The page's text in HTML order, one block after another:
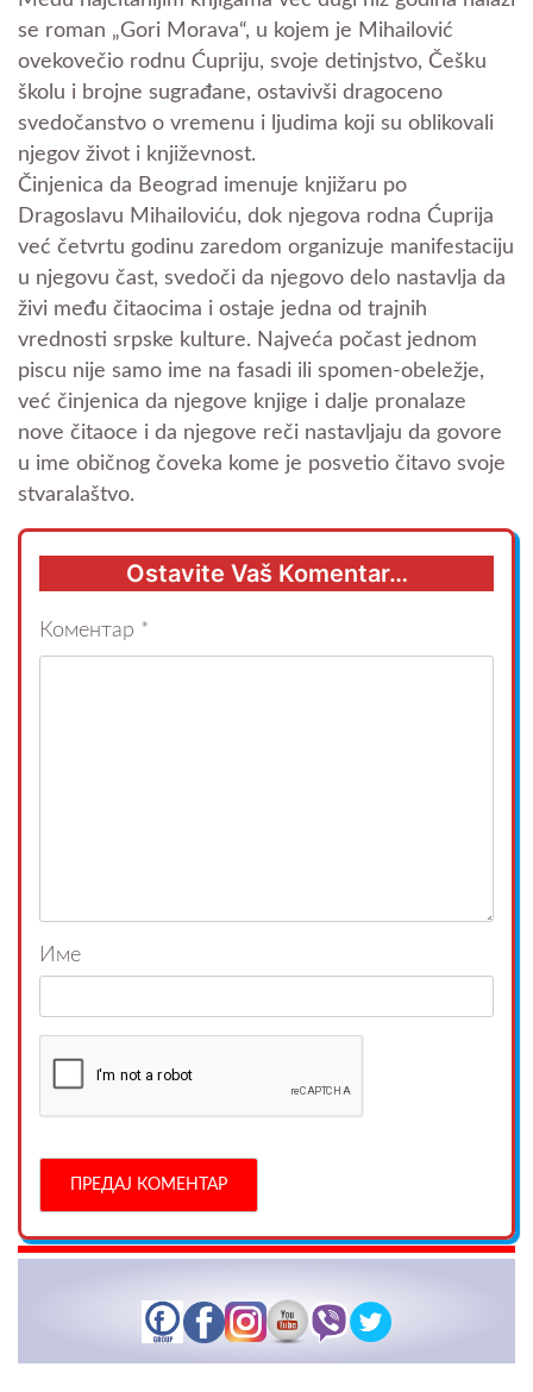
se roman „Gori Morava“, u kojem je Mihailović
ovekovečio rodnu Ćupriju, svoje detinjstvo, Češku
školu i brojne sugrađane, ostavivši dragoceno
svedočanstvo o vremenu i ljudima koji su oblikovali
njegov život i književnost.
Činjenica da Beograd imenuje knjižaru po
Dragoslavu Mihailoviću, dok njegova rodna Ćuprija
već četvrtu godinu zaredom organizuje manifestaciju
u njegovu čast, svedoči da njegovo delo nastavlja da
živi među čitaocima i ostaje jedna od trajnih
vrednosti srpske kulture. Najveća počast jednom
piscu nije samo ime na fasadi ili spomen-obeležje,
već činjenica da njegove knjige i dalje pronalaze
nove čitaoce i da njegove reči nastavljaju da govore
u ime običnog čoveka kome je posvetio čitavo svoje
stvaralaštvo.
Ostavite Vaš Komentar…
Коментар *
Име